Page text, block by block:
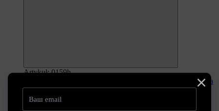
Artykuł: 0159h
HollySkin Antycellulitowy okład i chłodzący peeling do ciała
(2 x 250 ml)
107.01zł